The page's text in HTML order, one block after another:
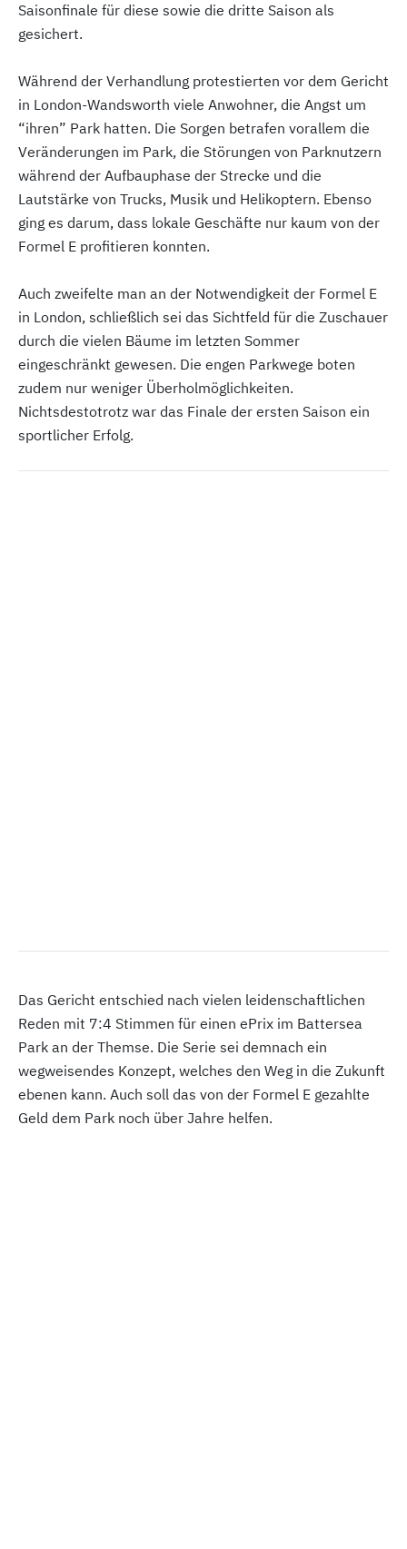
Saisonfinale für diese sowie die dritte Saison als
gesichert.
Während der Verhandlung protestierten vor dem Gericht
in London-Wandsworth viele Anwohner, die Angst um
“ihren” Park hatten. Die Sorgen betrafen vorallem die
Veränderungen im Park, die Störungen von Parknutzern
während der Aufbauphase der Strecke und die
Lautstärke von Trucks, Musik und Helikoptern. Ebenso
ging es darum, dass lokale Geschäfte nur kaum von der
Formel E profitieren konnten.
Auch zweifelte man an der Notwendigkeit der Formel E
in London, schließlich sei das Sichtfeld für die Zuschauer
durch die vielen Bäume im letzten Sommer
eingeschränkt gewesen. Die engen Parkwege boten
zudem nur weniger Überholmöglichkeiten.
Nichtsdestotrotz war das Finale der ersten Saison ein
sportlicher Erfolg.
Das Gericht entschied nach vielen leidenschaftlichen
Reden mit 7:4 Stimmen für einen ePrix im Battersea
Park an der Themse. Die Serie sei demnach ein
wegweisendes Konzept, welches den Weg in die Zukunft
ebenen kann. Auch soll das von der Formel E gezahlte
Geld dem Park noch über Jahre helfen.